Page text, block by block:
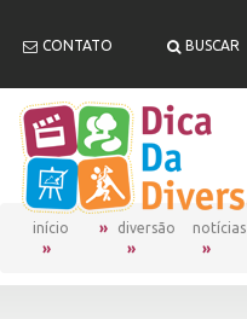
CONTATO BUSCAR
início diversão notícias